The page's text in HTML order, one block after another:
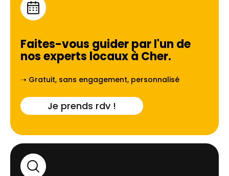
Faites-vous guider par l'un de
nos experts locaux à Cher.
➝ Gratuit, sans engagement, personnalisé
Je prends rdv !